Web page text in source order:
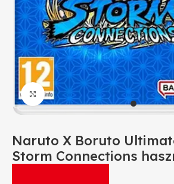
Click to enlarge
Naruto X Boruto
Storm Connections